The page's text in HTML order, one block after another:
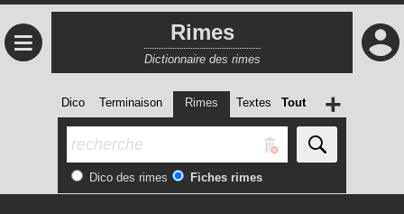
≡ Rimes
Dictionnaire des rimes
Dico Terminaison Rimes Textes Tout
Dico des rimes Fiches rimes
+